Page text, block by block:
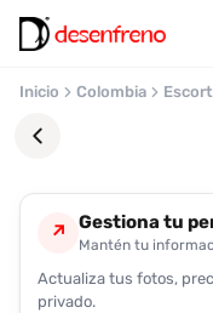
Inicio Colombia
Favoritos
↗ Gestiona tu
Mantén tu
Actualiza tus fotos,
privado.